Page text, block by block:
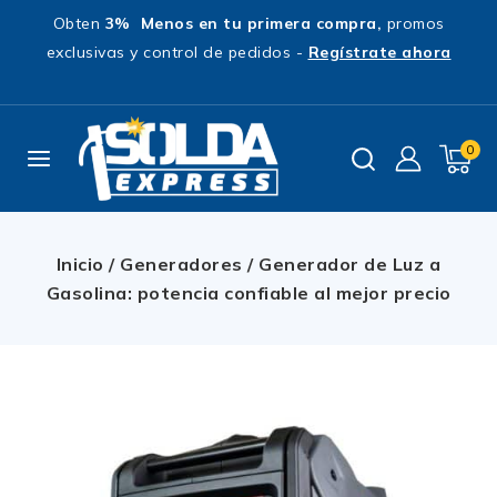
Obten 3% Menos en tu primera compra, promos
exclusivas y control de pedidos - Regístrate ahora
0
Inicio / Generadores / Generador de Luz a
Gasolina: potencia confiable al mejor precio